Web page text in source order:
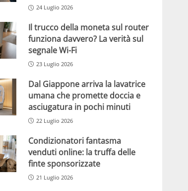
24 Luglio 2026
Il trucco della moneta sul router
funziona davvero? La verità sul
segnale Wi-Fi
23 Luglio 2026
Dal Giappone arriva la lavatrice
umana che promette doccia e
asciugatura in pochi minuti
22 Luglio 2026
Condizionatori fantasma
venduti online: la truffa delle
finte sponsorizzate
21 Luglio 2026